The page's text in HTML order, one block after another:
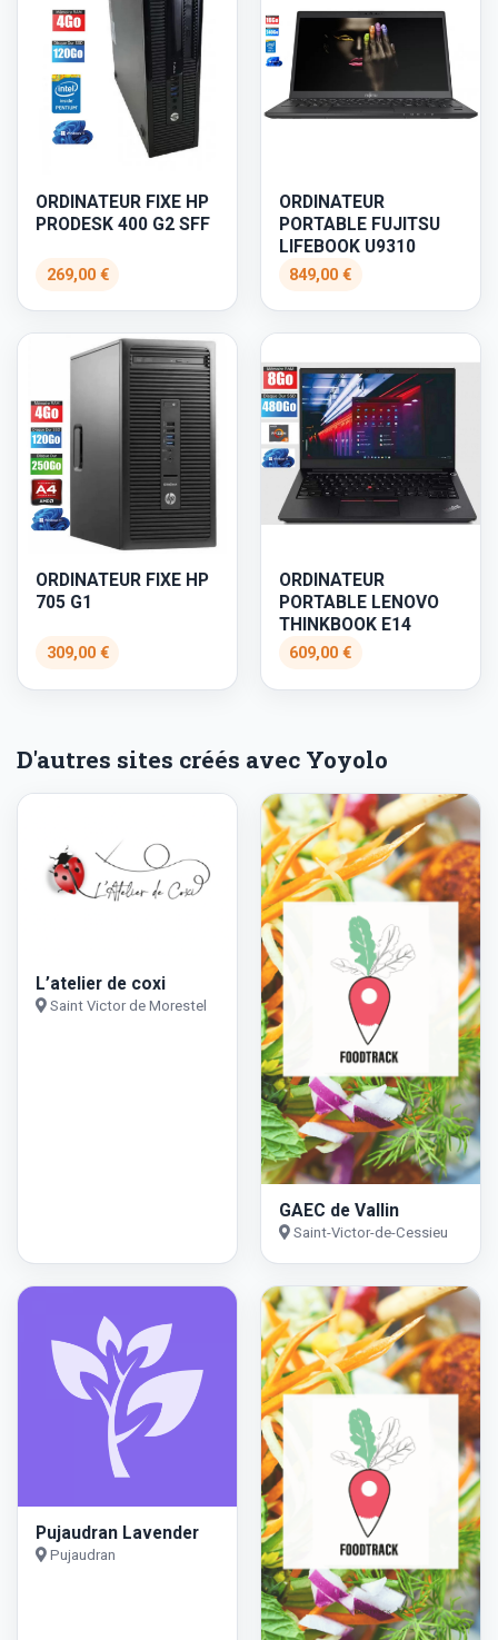
ORDINATEUR FIXE HP
PRODESK 400 G2 SFF
269,00 €
ORDINATEUR
PORTABLE FUJITSU
LIFEBOOK U9310
849,00 €
ORDINATEUR FIXE HP
705 G1
309,00 €
ORDINATEUR
PORTABLE LENOVO
THINKBOOK E14
609,00 €
D'autres sites créés avec Yoyolo
L’atelier de coxi
Saint Victor de Morestel
GAEC de Vallin
Saint-Victor-de-Cessieu
Pujaudran Lavender
Pujaudran